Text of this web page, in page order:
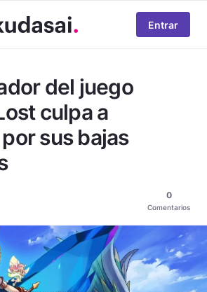
Entrar
del juego
culpa a
sus bajas
0
Comentarios